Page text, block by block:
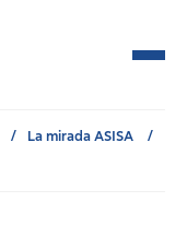
La mirada ASISA